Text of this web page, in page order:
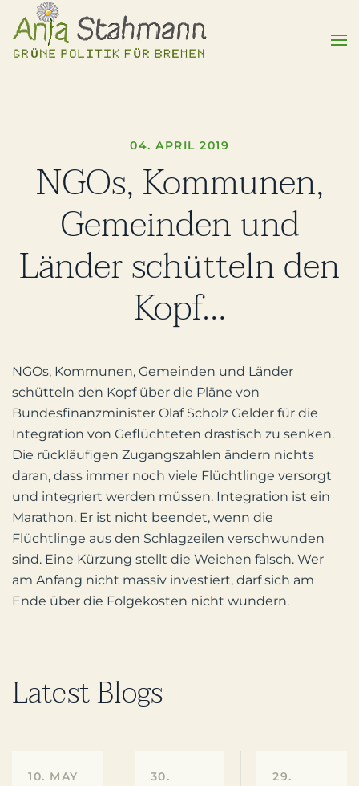
04. APRIL 2019
NGOs, Kommunen,
Gemeinden und
Länder schütteln den
Kopf…
NGOs, Kommunen, Gemeinden und Länder
schütteln den Kopf über die Pläne von
Bundesfinanzminister Olaf Scholz Gelder für die
Integration von Geflüchteten drastisch zu senken.
Die rückläufigen Zugangszahlen ändern nichts
daran, dass immer noch viele Flüchtlinge versorgt
und integriert werden müssen. Integration ist ein
Marathon. Er ist nicht beendet, wenn die
Flüchtlinge aus den Schlagzeilen verschwunden
sind. Eine Kürzung stellt die Weichen falsch. Wer
am Anfang nicht massiv investiert, darf sich am
Ende über die Folgekosten nicht wundern.
Latest Blogs
10. MAY
30.
29.